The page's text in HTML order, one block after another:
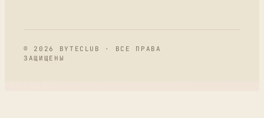
© 2026 BYTECLUB · ВСЕ ПРАВА
ЗАЩИЩЕНЫ